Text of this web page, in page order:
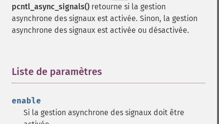
pcntl_async_signals() retourne si la gestion
asynchrone des signaux est activée. Sinon, la gestion
asynchrone des signaux est activée ou désactivée.
Liste de paramètres
enable
Si la gestion asynchrone des signaux doit être